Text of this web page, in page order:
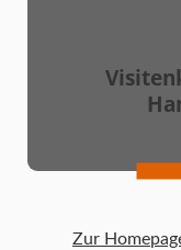
Zur